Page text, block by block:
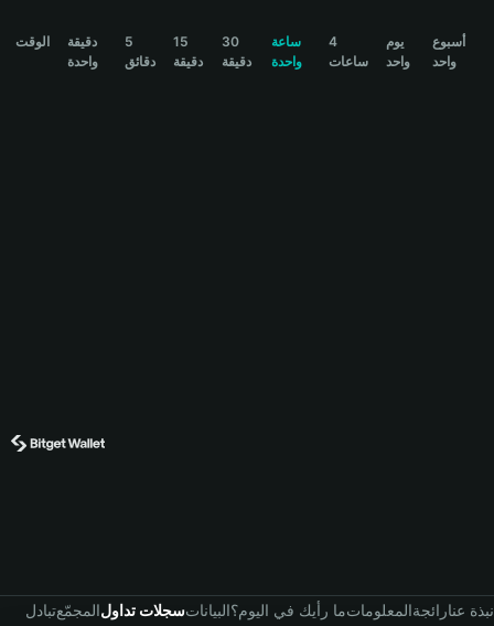
বাংলাالوقت
دقيقة
واحدة
5
دقائق
15
دقيقة
30
دقيقة
ساعة
واحدة
4
ساعات
يوم
واحد
أسبوع
واحد
تبادلالمجمّعسجلات تداولالبياناتما رأيك في اليوم؟المعلوماترائجةنبذة عنا